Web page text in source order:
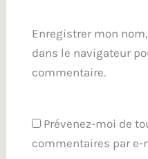
Enregistrer mon
dans le navigateur
commentaire.
Prévenez-moi de
commentaires par e-